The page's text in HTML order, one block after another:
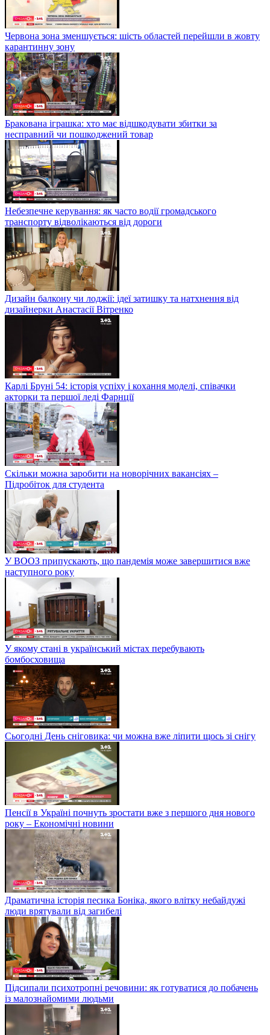
Червона зона зменшується: шість областей перейшли в жовту
карантинну зону
Бракована іграшка: хто має відшкодувати збитки за
несправний чи пошкоджений товар
Небезпечне керування: як часто водії громадського
транспорту відволікаються від дороги
Дизайн балкону чи лоджії: ідеї затишку та натхнення від
дизайнерки Анастасії Вітренко
Карлі Бруні 54: історія успіху і кохання моделі, співачки
акторки та першої леді Фарнції
Скільки можна заробити на новорічних вакансіях –
Підробіток для студента
У ВООЗ припускають, що пандемія може завершитися вже
наступного року
У якому стані в український містах перебувають
бомбосховища
Сьогодні День сніговика: чи можна вже ліпити щось зі снігу
Пенсії в Україні почнуть зростати вже з першого дня нового
року – Економічні новини
Драматична історія песика Боніка, якого влітку небайдужі
люди врятували від загибелі
Підсипали психотропні речовини: як готуватися до побачень
із малознайомими людьми